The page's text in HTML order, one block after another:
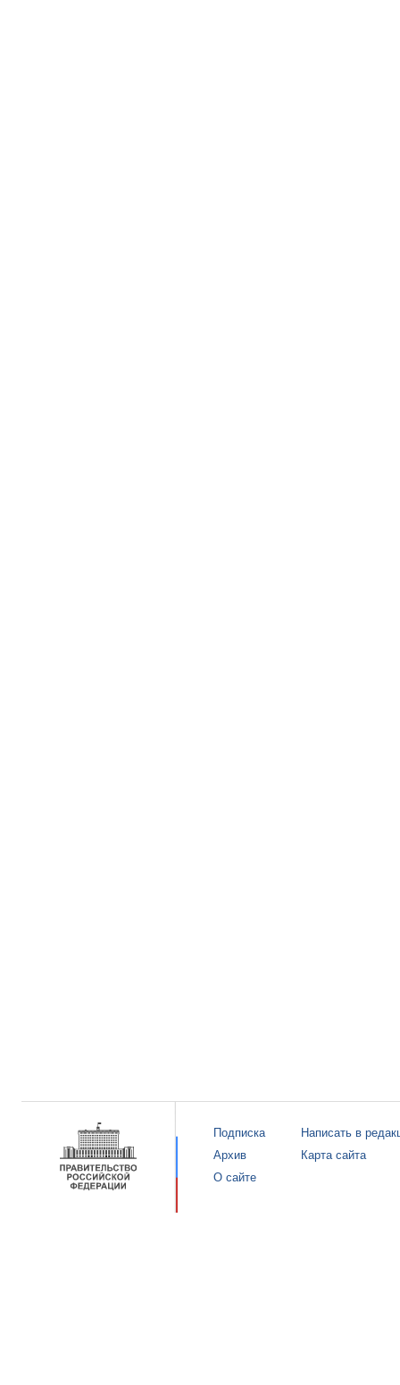
Подписка
Архив
О сайте
Написать в
Карта сайта